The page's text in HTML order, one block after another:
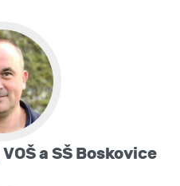
| VOŠ a SŠ Boskovice